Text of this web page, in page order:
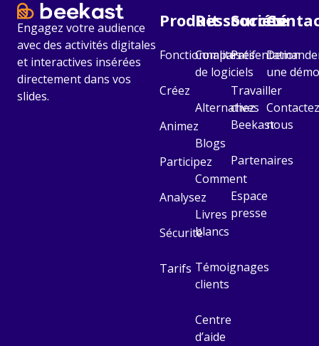
Engagez votre audience
avec des activités digitales
et interactives insérées
directement dans vos
slides.
Produit
Fonctionnalités
Créez
Animez
Participez
Analysez
Sécurité
Tarifs
Ressources
Comparatif
de logiciels
Alternatives
Blogs
Comment
Livres
blancs
Témoignages
clients
Centre
d’aide
Société​
Présentation
Travailler
chez
Beekast
Partenaires
Espace
presse
une démo
nous